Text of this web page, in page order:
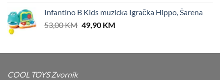
was:
35,90 KM.
is:
29,90 KM.
Infantino B Kids muzicka Igračka Hippo, Šarena
53,00KM Original
53,00 KM.
49,90 KMCurrent
49,90 KM.
COOL TOYS Zvornik